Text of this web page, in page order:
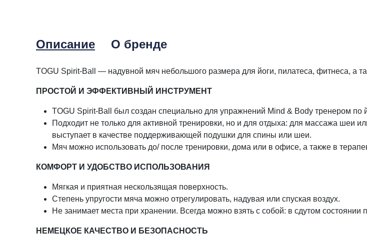
Описание О бренде
TOGU Spirit-Ball — надувной мяч небольшого размера для йоги, пилатеса, фитнеса, а
ПРОСТОЙ И ЭФФЕКТИВНЫЙ ИНСТРУМЕНТ
TOGU Spirit-Ball был создан специально для упражнений Mind & Body тренером
Подходит не только для активной тренировки, но и для отдыха: для массажа шеи
выступает в качестве поддерживающей подушки для спины или шеи.
Мяч можно использовать до/ после тренировки, дома или в офисе, а также в
КОМФОРТ И УДОБСТВО ИСПОЛЬЗОВАНИЯ
Мягкая и приятная нескользящая поверхность.
Степень упругости мяча можно отрегулировать, надувая или спуская воздух.
Не занимает места при хранении. Всегда можно взять с собой: в сдутом состоянии
НЕМЕЦКОЕ КАЧЕСТВО И БЕЗОПАСНОСТЬ